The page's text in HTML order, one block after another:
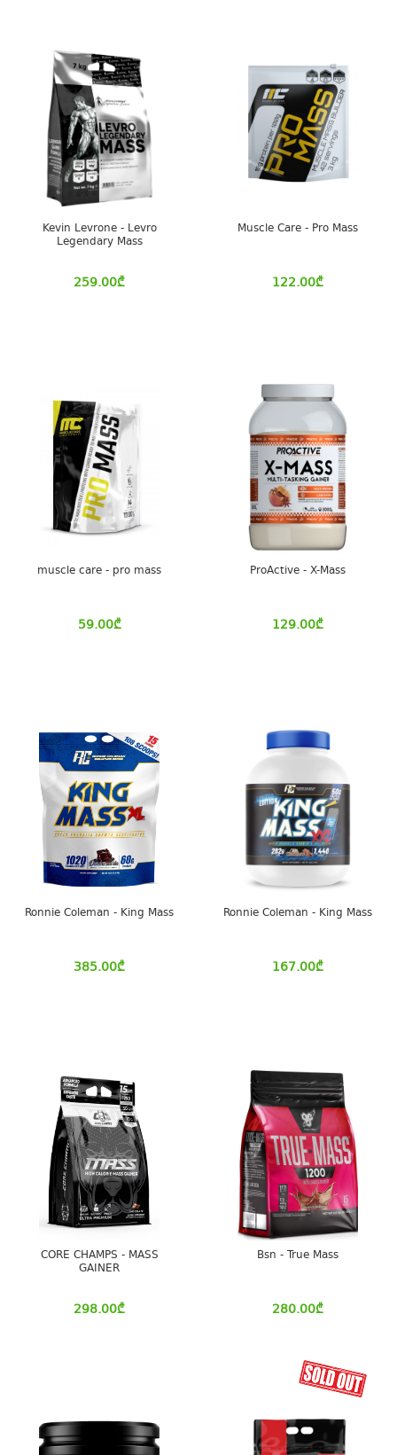
Kevin Levrone - Levro
Legendary Mass
259.00₾
Muscle Care - Pro Mass
122.00₾
muscle care - pro mass
59.00₾
ProActive - X-Mass
129.00₾
Ronnie Coleman - King Mass
385.00₾
Ronnie Coleman - King Mass
167.00₾
CORE CHAMPS - MASS
GAINER
298.00₾
Bsn - True Mass
280.00₾